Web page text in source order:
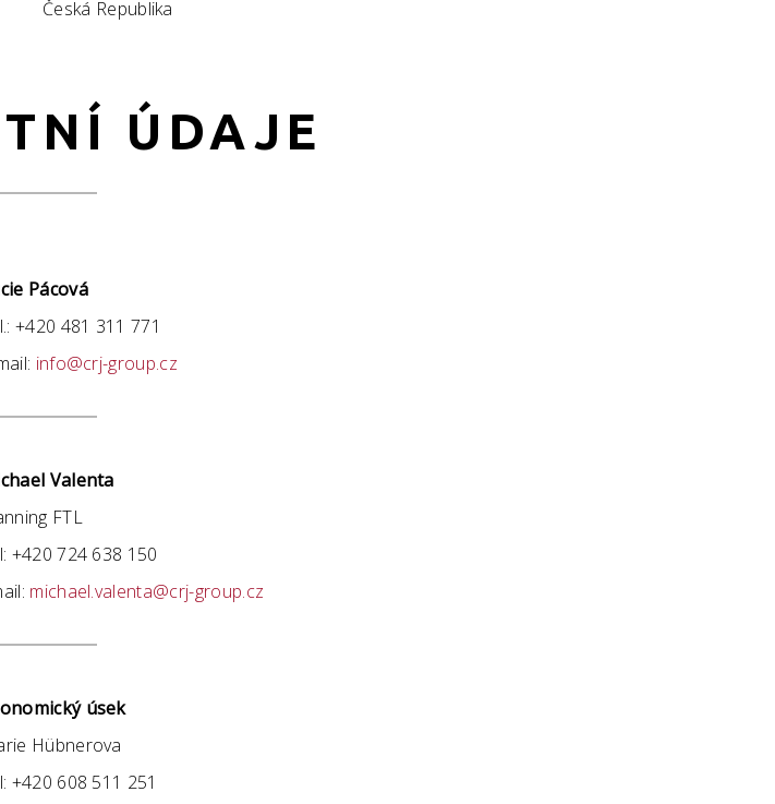
Česká Republika
ÚDAJE
Pácová
+420 481 311 771
info@crj-group.cz
Valenta
FTL
+420 724 638 150
michael.valenta@crj-group.cz
úsek
Hübnerova
+420 608 511 251